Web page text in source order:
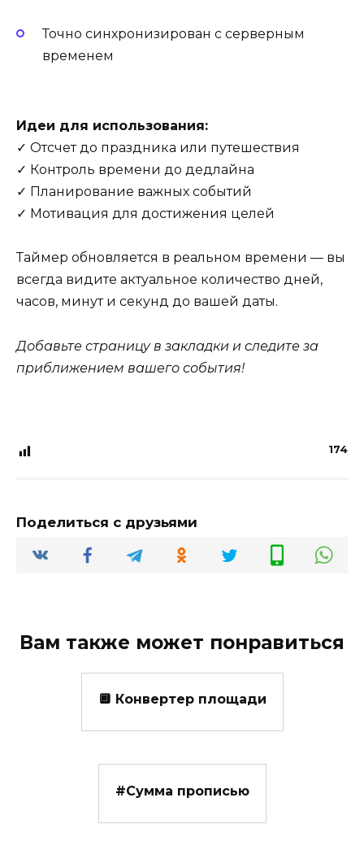
Точно синхронизирован с серверным
временем
Идеи для использования:
✓ Отсчет до праздника или путешествия
✓ Контроль времени до дедлайна
✓ Планирование важных событий
✓ Мотивация для достижения целей
Таймер обновляется в реальном времени — вы
всегда видите актуальное количество дней,
часов, минут и секунд до вашей даты.
Добавьте страницу в закладки и следите за
приближением вашего события!
174
Поделиться с друзьями
Вам также может понравиться
🔲 Конвертер площади
#️Сумма прописью